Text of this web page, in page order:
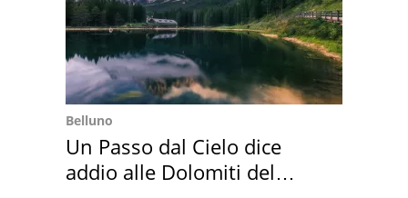
Belluno
Un Passo dal Cielo dice
addio alle Dolomiti del